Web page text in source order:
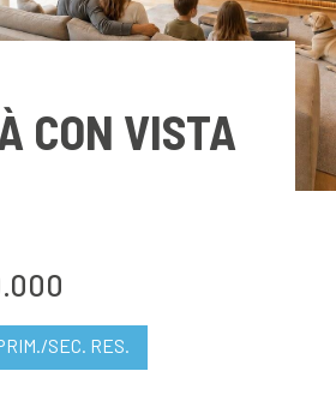
CON VISTA
SEC. RES.